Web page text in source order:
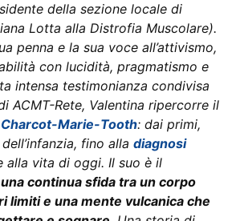
della sezione locale di
Lotta alla Distrofia Muscolare).
penna e la sua voce all’attivismo,
con lucidità, pragmatismo e
intensa testimonianza condivisa
ACMT-Rete, Valentina ripercorre il
Charcot-Marie-Tooth: dai primi,
fino alla diagnosi
alla vita di oggi. Il suo è il
una continua sfida tra un corpo
limiti e una mente vulcanica che